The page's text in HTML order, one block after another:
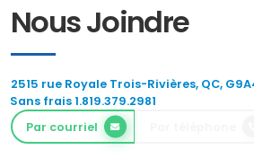
Nous Joindre
2515 rue Royale Trois-Rivières, QC,
Sans frais 1.819.379.2981
Par courriel